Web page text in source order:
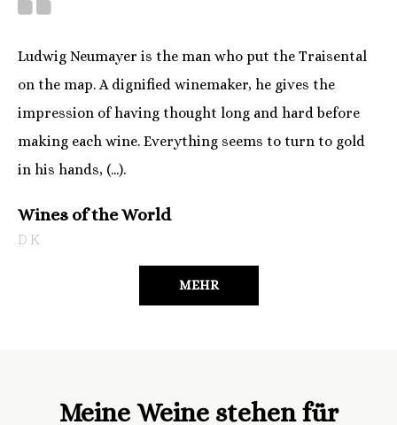
Ludwig Neumayer is the man who put the Traisental
on the map. A dignified winemaker, he gives the
impression of having thought long and hard before
making each wine. Everything seems to turn to gold
in his hands, (...).
Wines of the World
DK
MEHR
Meine Weine stehen für